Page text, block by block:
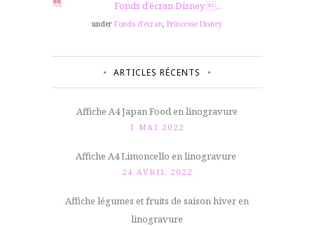
Fonds d’écran Disney ...
under Fonds d'écran, Princesse Disney
ARTICLES RÉCENTS
Affiche A4 Japan Food en linogravure
1 MAI 2022
Affiche A4 Limoncello en linogravure
24 AVRIL 2022
Affiche légumes et fruits de saison hiver en
linogravure